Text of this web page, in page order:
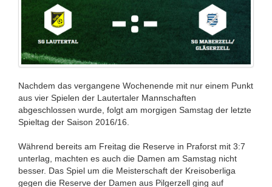
Nachdem das vergangene Wochenende mit nur einem Punkt
aus vier Spielen der Lautertaler Mannschaften
abgeschlossen wurde, folgt am morgigen Samstag der letzte
Spieltag der Saison 2016/16.
Während bereits am Freitag die Reserve in Praforst mit 3:7
unterlag, machten es auch die Damen am Samstag nicht
besser. Das Spiel um die Meisterschaft der Kreisoberliga
gegen die Reserve der Damen aus Pilgerzell ging auf